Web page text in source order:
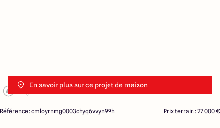
En savoir plus sur ce projet de maison
Référence : cmloyrnmg0003chyq6vvyn99h Prix terrain : 27 000 €